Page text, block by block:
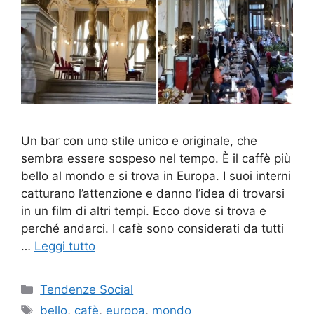
Un bar con uno stile unico e originale, che
sembra essere sospeso nel tempo. È il caffè più
bello al mondo e si trova in Europa. I suoi interni
catturano l’attenzione e danno l’idea di trovarsi
in un film di altri tempi. Ecco dove si trova e
perché andarci. I cafè sono considerati da tutti
… Leggi tutto
Categorie
Tendenze Social
Tag
bello, cafè, europa, mondo